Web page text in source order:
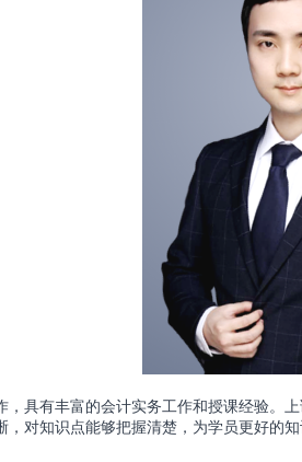
，具有丰富的会计实务工作和授课经验。
，对知识点能够把握清楚，为学员更好的